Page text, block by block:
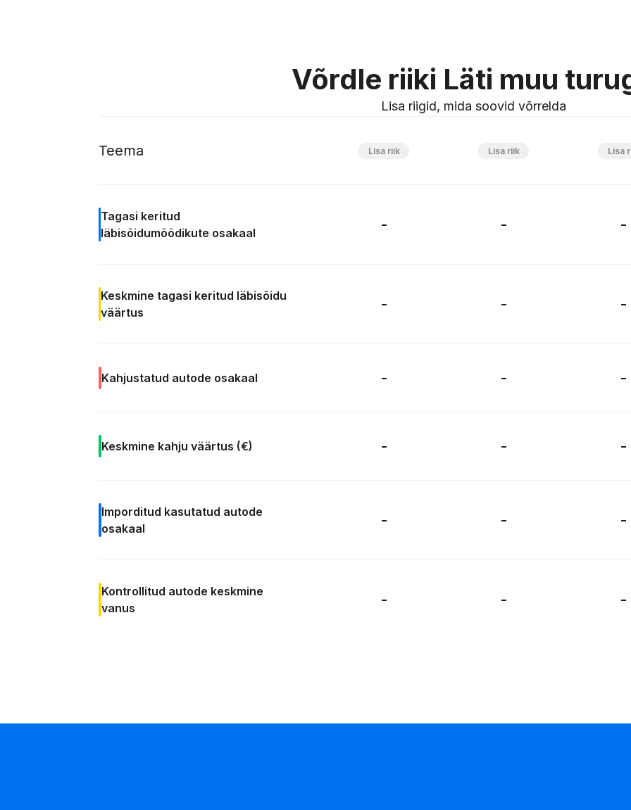
Võrdle riiki Läti muu
Lisa riigid, mida soovid võrrelda
Teema
Tagasi keritud
läbisõidumõõdikute osakaal - - -
Keskmine tagasi keritud läbisõidu
väärtus
- - -
Kahjustatud autode osakaal - - -
Keskmine kahju väärtus (€) - - -
Imporditud kasutatud autode
osakaal
- - -
Kontrollitud autode keskmine
vanus
- - -